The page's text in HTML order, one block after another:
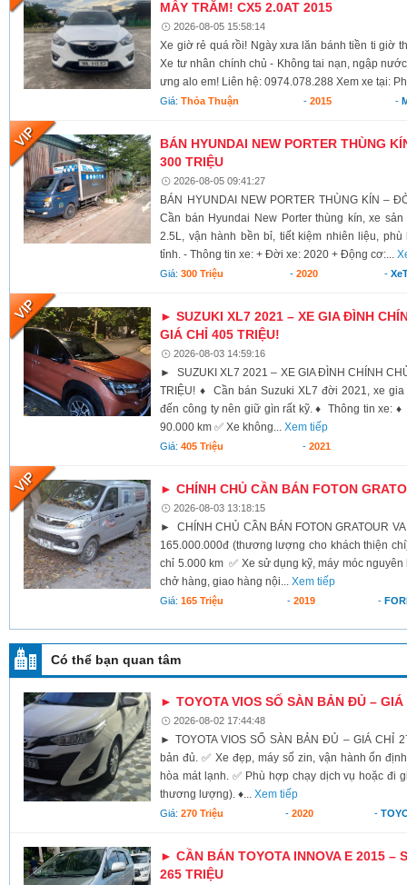
MẤY TRĂM! CX5 2.0AT 2015
2026-08-05 15:58:14
Xe giờ rẻ quá rồi! Ngày xưa lăn bánh tiền ti giờ
Xe tư nhân chính chủ - Không tai nạn, ngập
ưng alo em! Liên hệ: 0974.078.288 Xem xe tại:
Giá:Thỏa Thuận - 2015 -
BÁN HYUNDAI NEW PORTER THÙNG
300 TRIỆU
2026-08-05 09:41:27
BÁN HYUNDAI NEW PORTER THÙNG KÍN –
Cần bán Hyundai New Porter thùng kín, xe
2.5L, vận hành bền bỉ, tiết kiệm nhiên liệu,
tỉnh. - Thông tin xe: + Đời xe: 2020 + Động cơ:...
Giá:300 Triệu -2020 -
► SUZUKI XL7 2021 – XE GIA ĐÌNH
GIÁ CHỈ 405 TRIỆU!
2026-08-03 14:59:16
► SUZUKI XL7 2021 – XE GIA ĐÌNH CHÍNH
TRIỆU! ♦ Cần bán Suzuki XL7 đời 2021, xe
đến công ty nên giữ gìn rất kỹ. ♦ Thông tin xe:
90.000 km ✅ Xe không...Xem tiếp
Giá:405 Triệu - 2021
► CHÍNH CHỦ CẦN BÁN FOTON
2026-08-03 13:18:15
► CHÍNH CHỦ CẦN BÁN FOTON GRATOUR
165.000.000đ (thương lượng cho khách thiện
chỉ 5.000 km ✅ Xe sử dụng kỹ, máy móc
chở hàng, giao hàng nội...Xem tiếp
Giá:165 Triệu - 2019 -
Có thể bạn quan tâm
► TOYOTA VIOS SỐ SÀN BẢN ĐỦ – GIÁ
2026-08-02 17:44:48
► TOYOTA VIOS SỐ SÀN BẢN ĐỦ – GIÁ CHỈ
bản đủ. ✅ Xe đẹp, máy số zin, vận hành ổn
hòa mát lạnh. ✅ Phù hợp chạy dịch vụ hoặc đi
thương lượng). ♦...Xem tiếp
Giá:270 Triệu - 2020 -
► CẦN BÁN TOYOTA INNOVA E 2015 –
265 TRIỆU